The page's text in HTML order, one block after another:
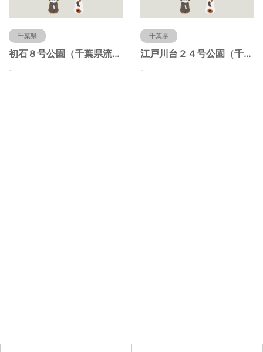
千葉県
初石８号公園（千葉県流山市）
-
千葉県
江戸川台２４号公園（千葉県流山市）
-